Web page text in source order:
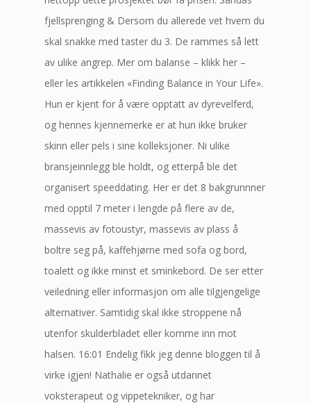
fjellsprenging & Dersom du allerede vet hvem du
skal snakke med taster du 3. De rammes så lett
av ulike angrep. Mer om balanse – klikk her –
eller les artikkelen «Finding Balance in Your Life».
Hun er kjent for å være opptatt av dyrevelferd,
og hennes kjennemerke er at hun ikke bruker
skinn eller pels i sine kolleksjoner. Ni ulike
bransjeinnlegg ble holdt, og etterpå ble det
organisert speeddating. Her er det 8 bakgrunnner
med opptil 7 meter i lengde på flere av de,
massevis av fotoustyr, massevis av plass å
boltre seg på, kaffehjørne med sofa og bord,
toalett og ikke minst et sminkebord. De ser etter
veiledning eller informasjon om alle tilgjengelige
alternativer. Samtidig skal ikke stroppene nå
utenfor skulderbladet eller komme inn mot
halsen. 16:01 Endelig fikk jeg denne bloggen til å
virke igjen! Nathalie er også utdannet
voksterapeut og vippetekniker, og har